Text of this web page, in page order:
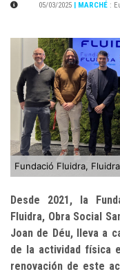
05/03/2025 | MARCHÉ :
Desde 2021, la
Fluidra, Obra Social
Joan de Déu, lleva a
de la actividad física
renovación de este